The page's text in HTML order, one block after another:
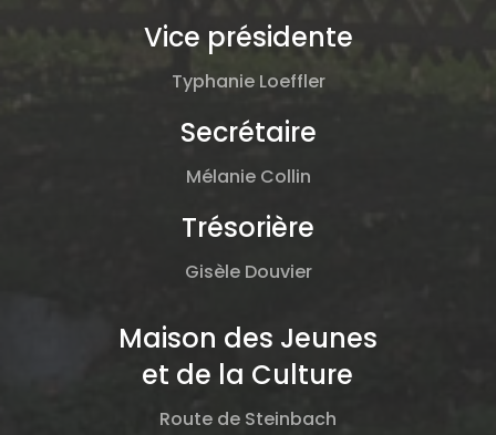
Vice présidente
Typhanie Loeffler
Secrétaire
Mélanie Collin
Trésorière
Gisèle Douvier
Maison des Jeunes
et de la Culture
Route de Steinbach